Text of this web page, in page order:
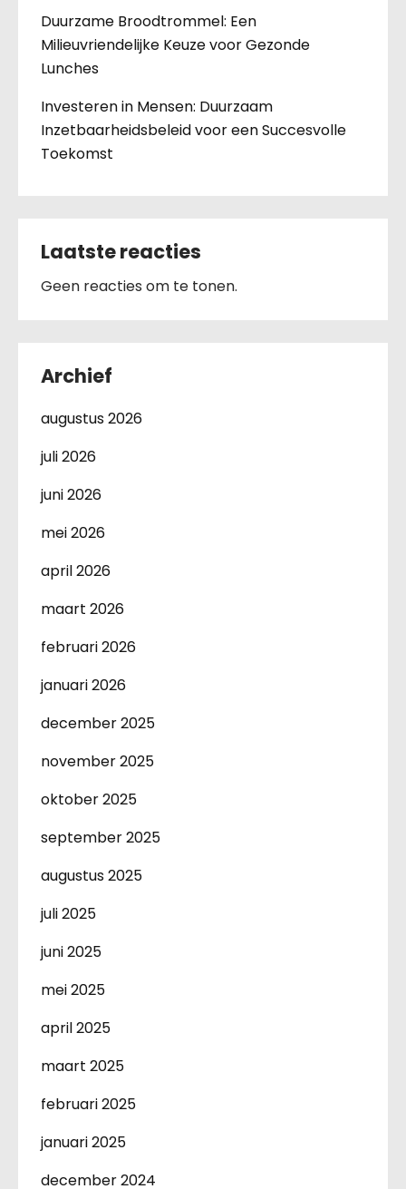
Duurzame Broodtrommel: Een
Milieuvriendelijke Keuze voor Gezonde
Lunches
Investeren in Mensen: Duurzaam
Inzetbaarheidsbeleid voor een Succesvolle
Toekomst
Laatste reacties
Geen reacties om te tonen.
Archief
augustus 2026
juli 2026
juni 2026
mei 2026
april 2026
maart 2026
februari 2026
januari 2026
december 2025
november 2025
oktober 2025
september 2025
augustus 2025
juli 2025
juni 2025
mei 2025
april 2025
maart 2025
februari 2025
januari 2025
december 2024